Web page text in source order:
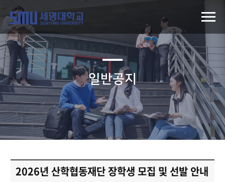
일반공지
2026년 산학협동재단 장학생 모집 및 선발 안내